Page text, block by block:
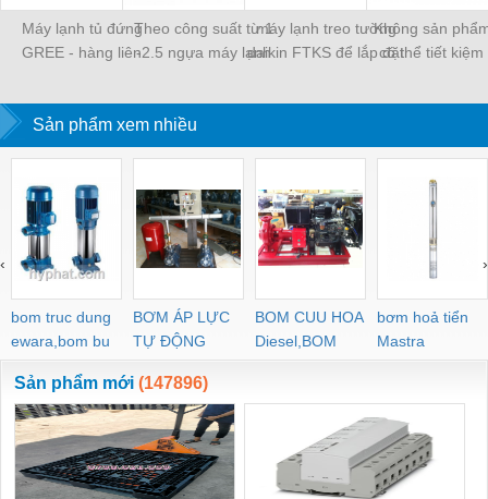
Máy lạnh tủ đứng
GREE - hàng liên
rẻ
Theo công suất từ 1
-2.5 ngựa máy lạnh
inverter FTKS rất được
khách hàng ưa chuộng
máy lạnh treo tường
daikin FTKS để lắp đặt
Không sản
có thể tiết kiệm
tường daikin
Sản phẩm xem nhiều
bom truc dung
ewara,bom bu
ewara
BƠM ÁP LỰC
TỰ ĐỘNG
BOM CUU HOA
Diesel,BOM
CHUA CHAY
bơm hoả tiển
Mastra
‹ ›
Sản phẩm mới (147896)